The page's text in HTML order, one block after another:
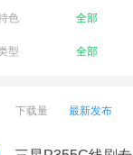
色 全部
型 全部
下载量 最新发布